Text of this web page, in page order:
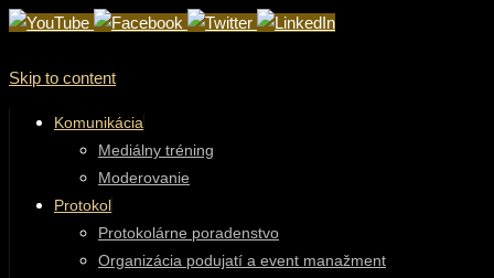
Skip to content
Komunikácia
Mediálny tréning
Moderovanie
Protokol
Protokolárne poradenstvo
Organizácia podujatí a event manažment